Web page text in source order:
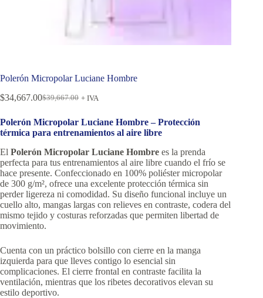
Polerón Micropolar Luciane Hombre
$39,667.00
$34,667.00 + IVA
Polerón Micropolar Luciane Hombre – Protección
térmica para entrenamientos al aire libre
El Polerón Micropolar Luciane Hombre es la prenda
perfecta para tus entrenamientos al aire libre cuando el frío se
hace presente. Confeccionado en 100% poliéster micropolar
de 300 g/m², ofrece una excelente protección térmica sin
perder ligereza ni comodidad. Su diseño funcional incluye un
cuello alto, mangas largas con relieves en contraste, codera del
mismo tejido y costuras reforzadas que permiten libertad de
movimiento.
Cuenta con un práctico bolsillo con cierre en la manga
izquierda para que lleves contigo lo esencial sin
complicaciones. El cierre frontal en contraste facilita la
ventilación, mientras que los ribetes decorativos elevan su
estilo deportivo.